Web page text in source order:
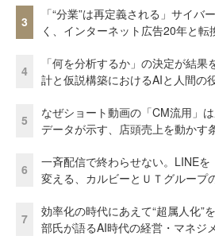
3
「“分業”は再定義される」サイ
く、インターネット広告20年と転
4
「何を分析するか」の決定が結
計と仮説構築におけるAIと人間の
5
なぜショート動画の「CM流用」
データが示す、店頭売上を動かす
6
一斉配信で終わらせない。LINEを
変える、カルビーとＵＴグループ
7
効率化の時代にあえて“超属人化
部氏が語るAI時代の経営・マネジ